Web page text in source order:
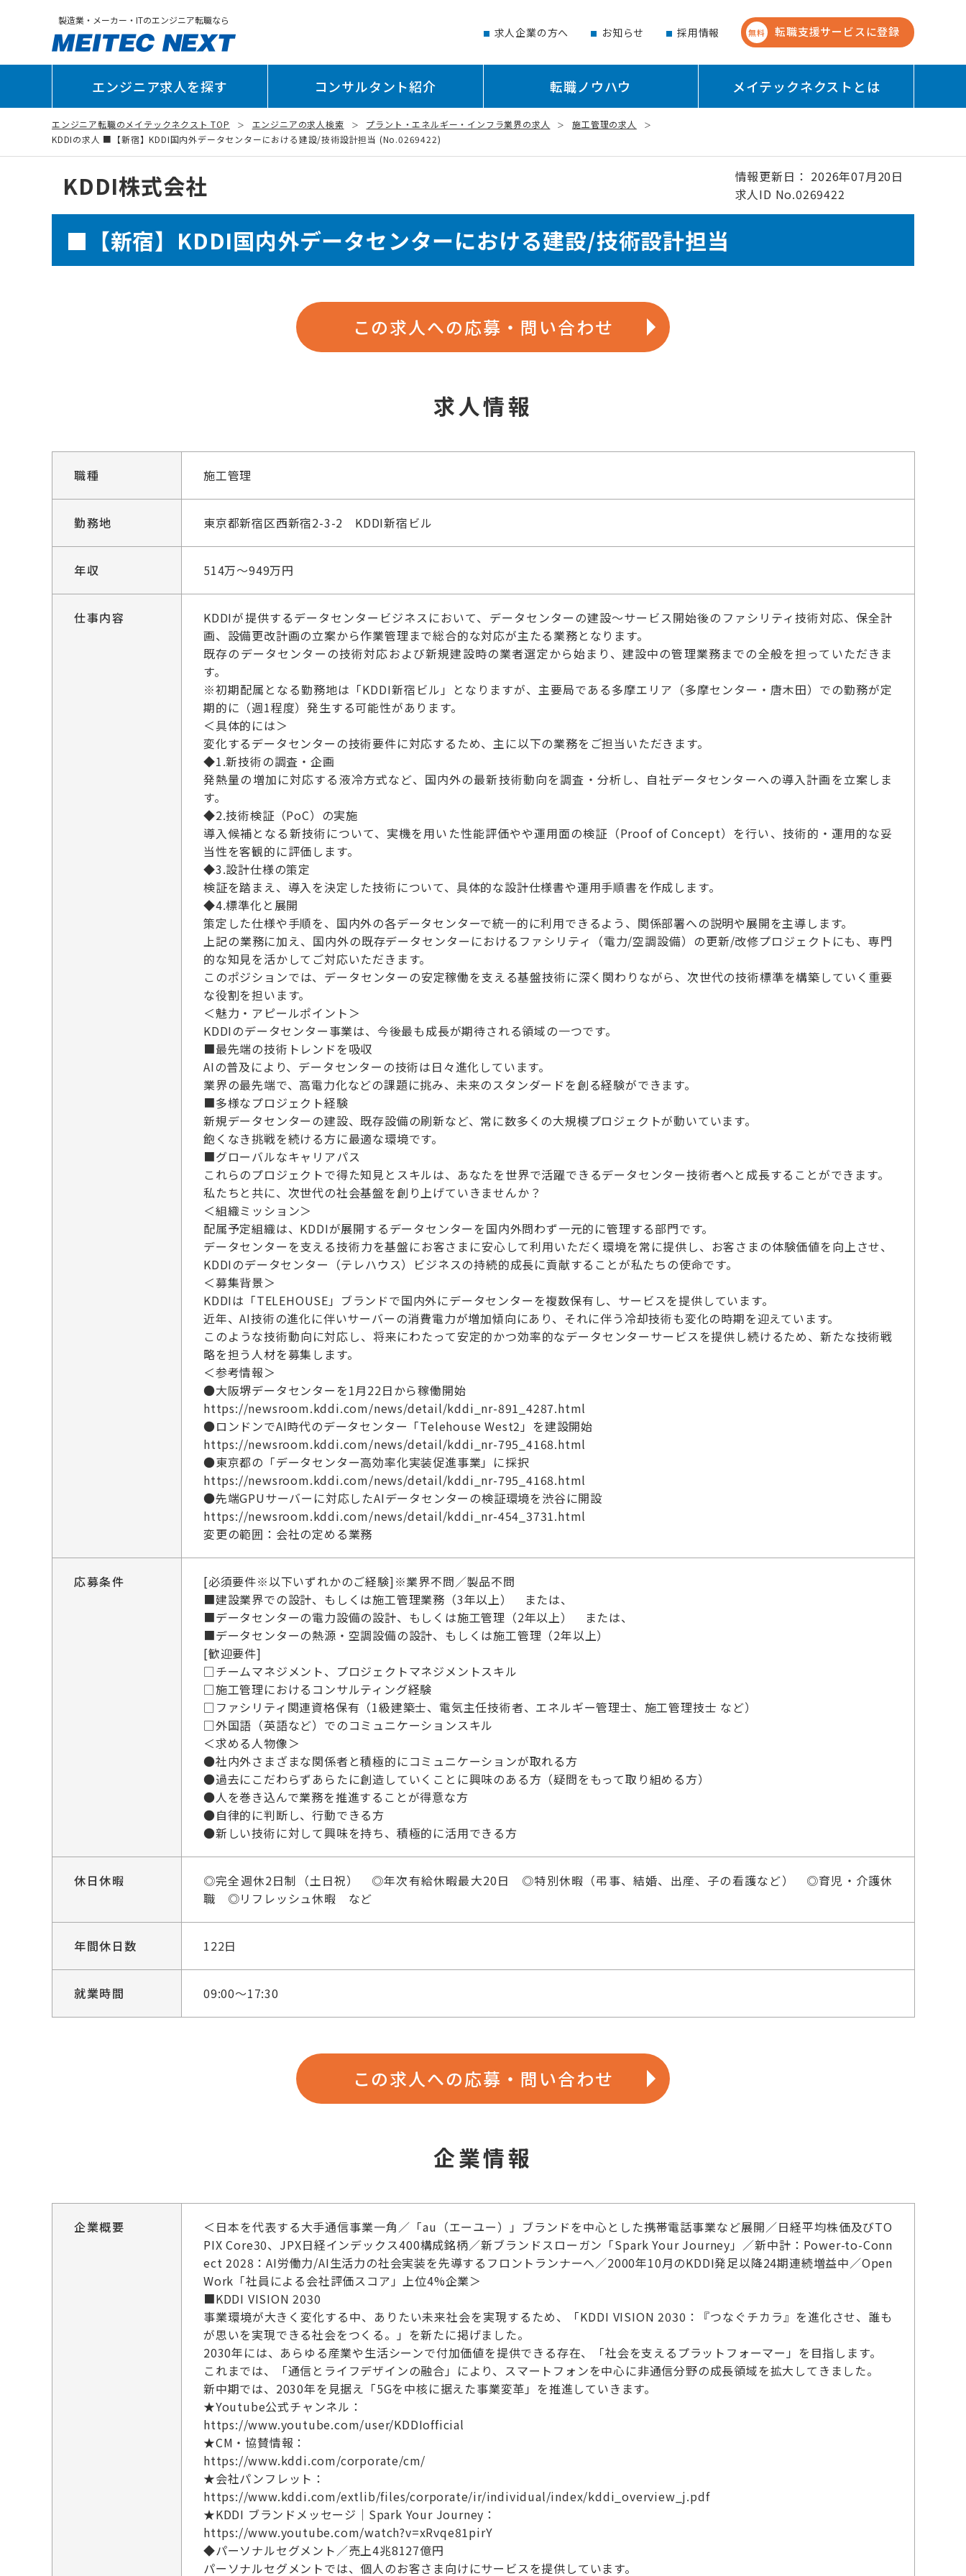
製造業・メーカー・ITのエンジニア転職なら
求人企業の方へ お知らせ 採用情報 無料 転職支援サービスに登録
エンジニア求人を探す コンサルタント紹介 転職ノウハウ メイテックネクストとは
エンジニア転職のメイテックネクスト TOP エンジニアの求人検索 プラント・エネルギー・インフラ業界の求人
施工管理の求人
KDDIの求人 ■【新宿】KDDI国内外データセンターにおける建設/技術設計担当 (No.0269422)
KDDI株式会社
情報更新日： 2026年07月20日
求人ID No.0269422
■【新宿】KDDI国内外データセンターにおける建設/技術設計担当
この求人への応募・問い合わせ
求人情報
職種 施工管理
勤務地 東京都新宿区西新宿2-3-2 KDDI新宿ビル
年収 514万～949万円
仕事内容
KDDIが提供するデータセンタービジネスにおいて、データセンターの建設～サービス開始後のファシリティ技術対応、保全計
画、設備更改計画の立案から作業管理まで総合的な対応が主たる業務となります。
既存のデータセンターの技術対応および新規建設時の業者選定から始まり、建設中の管理業務までの全般を担っていただきま
す。
※初期配属となる勤務地は「KDDI新宿ビル」となりますが、主要局である多摩エリア（多摩センター・唐木田）での勤務が定
期的に（週1程度）発生する可能性があります。
＜具体的には＞
変化するデータセンターの技術要件に対応するため、主に以下の業務をご担当いただきます。
◆1.新技術の調査・企画
発熱量の増加に対応する液冷方式など、国内外の最新技術動向を調査・分析し、自社データセンターへの導入計画を立案しま
す。
◆2.技術検証（PoC）の実施
導入候補となる新技術について、実機を用いた性能評価やや運用面の検証（Proof of Concept）を行い、技術的・運用的な妥
当性を客観的に評価します。
◆3.設計仕様の策定
検証を踏まえ、導入を決定した技術について、具体的な設計仕様書や運用手順書を作成します。
◆4.標準化と展開
策定した仕様や手順を、国内外の各データセンターで統一的に利用できるよう、関係部署への説明や展開を主導します。
上記の業務に加え、国内外の既存データセンターにおけるファシリティ（電力/空調設備）の更新/改修プロジェクトにも、専門
的な知見を活かしてご対応いただきます。
このポジションでは、データセンターの安定稼働を支える基盤技術に深く関わりながら、次世代の技術標準を構築していく重要
な役割を担います。
＜魅力・アピールポイント＞
KDDIのデータセンター事業は、今後最も成長が期待される領域の一つです。
■最先端の技術トレンドを吸収
AIの普及により、データセンターの技術は日々進化しています。
業界の最先端で、高電力化などの課題に挑み、未来のスタンダードを創る経験ができます。
■多様なプロジェクト経験
新規データセンターの建設、既存設備の刷新など、常に数多くの大規模プロジェクトが動いています。
飽くなき挑戦を続ける方に最適な環境です。
■グローバルなキャリアパス
これらのプロジェクトで得た知見とスキルは、あなたを世界で活躍できるデータセンター技術者へと成長することができます。
私たちと共に、次世代の社会基盤を創り上げていきませんか？
＜組織ミッション＞
配属予定組織は、KDDIが展開するデータセンターを国内外問わず一元的に管理する部門です。
データセンターを支える技術力を基盤にお客さまに安心して利用いただく環境を常に提供し、お客さまの体験価値を向上させ、
KDDIのデータセンター（テレハウス）ビジネスの持続的成長に貢献することが私たちの使命です。
＜募集背景＞
KDDIは「TELEHOUSE」ブランドで国内外にデータセンターを複数保有し、サービスを提供しています。
近年、AI技術の進化に伴いサーバーの消費電力が増加傾向にあり、それに伴う冷却技術も変化の時期を迎えています。
このような技術動向に対応し、将来にわたって安定的かつ効率的なデータセンターサービスを提供し続けるため、新たな技術戦
略を担う人材を募集します。
＜参考情報＞
●大阪堺データセンターを1月22日から稼働開始
https://newsroom.kddi.com/news/detail/kddi_nr-891_4287.html
●ロンドンでAI時代のデータセンター「Telehouse West2」を建設開始
https://newsroom.kddi.com/news/detail/kddi_nr-795_4168.html
●東京都の「データセンター高効率化実装促進事業」に採択
https://newsroom.kddi.com/news/detail/kddi_nr-795_4168.html
●先端GPUサーバーに対応したAIデータセンターの検証環境を渋谷に開設
https://newsroom.kddi.com/news/detail/kddi_nr-454_3731.html
変更の範囲：会社の定める業務
応募条件
[必須要件※以下いずれかのご経験]※業界不問／製品不問
■建設業界での設計、もしくは施工管理業務（3年以上） または、
■データセンターの電力設備の設計、もしくは施工管理（2年以上） または、
■データセンターの熱源・空調設備の設計、もしくは施工管理（2年以上）
[歓迎要件]
□チームマネジメント、プロジェクトマネジメントスキル
□施工管理におけるコンサルティング経験
□ファシリティ関連資格保有（1級建築士、電気主任技術者、エネルギー管理士、施工管理技士 など）
□外国語（英語など）でのコミュニケーションスキル
＜求める人物像＞
●社内外さまざまな関係者と積極的にコミュニケーションが取れる方
●過去にこだわらずあらたに創造していくことに興味のある方（疑問をもって取り組める方）
●人を巻き込んで業務を推進することが得意な方
●自律的に判断し、行動できる方
●新しい技術に対して興味を持ち、積極的に活用できる方
休日休暇
◎完全週休2日制（土日祝） ◎年次有給休暇最大20日 ◎特別休暇（弔事、結婚、出産、子の看護など） ◎育児・介護休
職 ◎リフレッシュ休暇 など
年間休日数 122日
就業時間 09:00～17:30
この求人への応募・問い合わせ
企業情報
企業概要
＜日本を代表する大手通信事業一角／「au（エーユー）」ブランドを中心とした携帯電話事業など展開／日経平均株価及びTO
PIX Core30、JPX日経インデックス400構成銘柄／新ブランドスローガン「Spark Your Journey」／新中計：Power-to-Conn
ect 2028：AI労働力/AI生活力の社会実装を先導するフロントランナーへ／2000年10月のKDDI発足以降24期連続増益中／Open
Work「社員による会社評価スコア」上位4%企業＞
■KDDI VISION 2030
事業環境が大きく変化する中、ありたい未来社会を実現するため、「KDDI VISION 2030：『つなぐチカラ』を進化させ、誰も
が思いを実現できる社会をつくる。」を新たに掲げました。
2030年には、あらゆる産業や生活シーンで付加価値を提供できる存在、「社会を支えるプラットフォーマー」を目指します。
これまでは、「通信とライフデザインの融合」により、スマートフォンを中心に非通信分野の成長領域を拡大してきました。
新中期では、2030年を見据え「5Gを中核に据えた事業変革」を推進していきます。
★Youtube公式チャンネル：
https://www.youtube.com/user/KDDIofficial
★CM・協賛情報：
https://www.kddi.com/corporate/cm/
★会社パンフレット：
https://www.kddi.com/extlib/files/corporate/ir/individual/index/kddi_overview_j.pdf
★KDDI ブランドメッセージ｜Spark Your Journey：
https://www.youtube.com/watch?v=xRvqe81pirY
◆パーソナルセグメント／売上4兆8127億円
パーソナルセグメントでは、個人のお客さま向けにサービスを提供しています。